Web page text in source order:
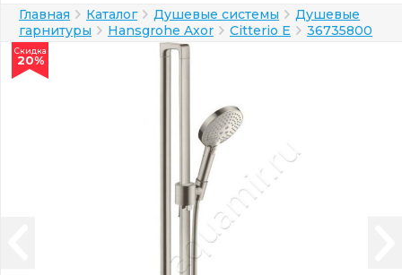
Главная Каталог Душевые системы
Душевые
гарнитуры
Hansgrohe Axor Citterio E 36735800
Скидка
20%